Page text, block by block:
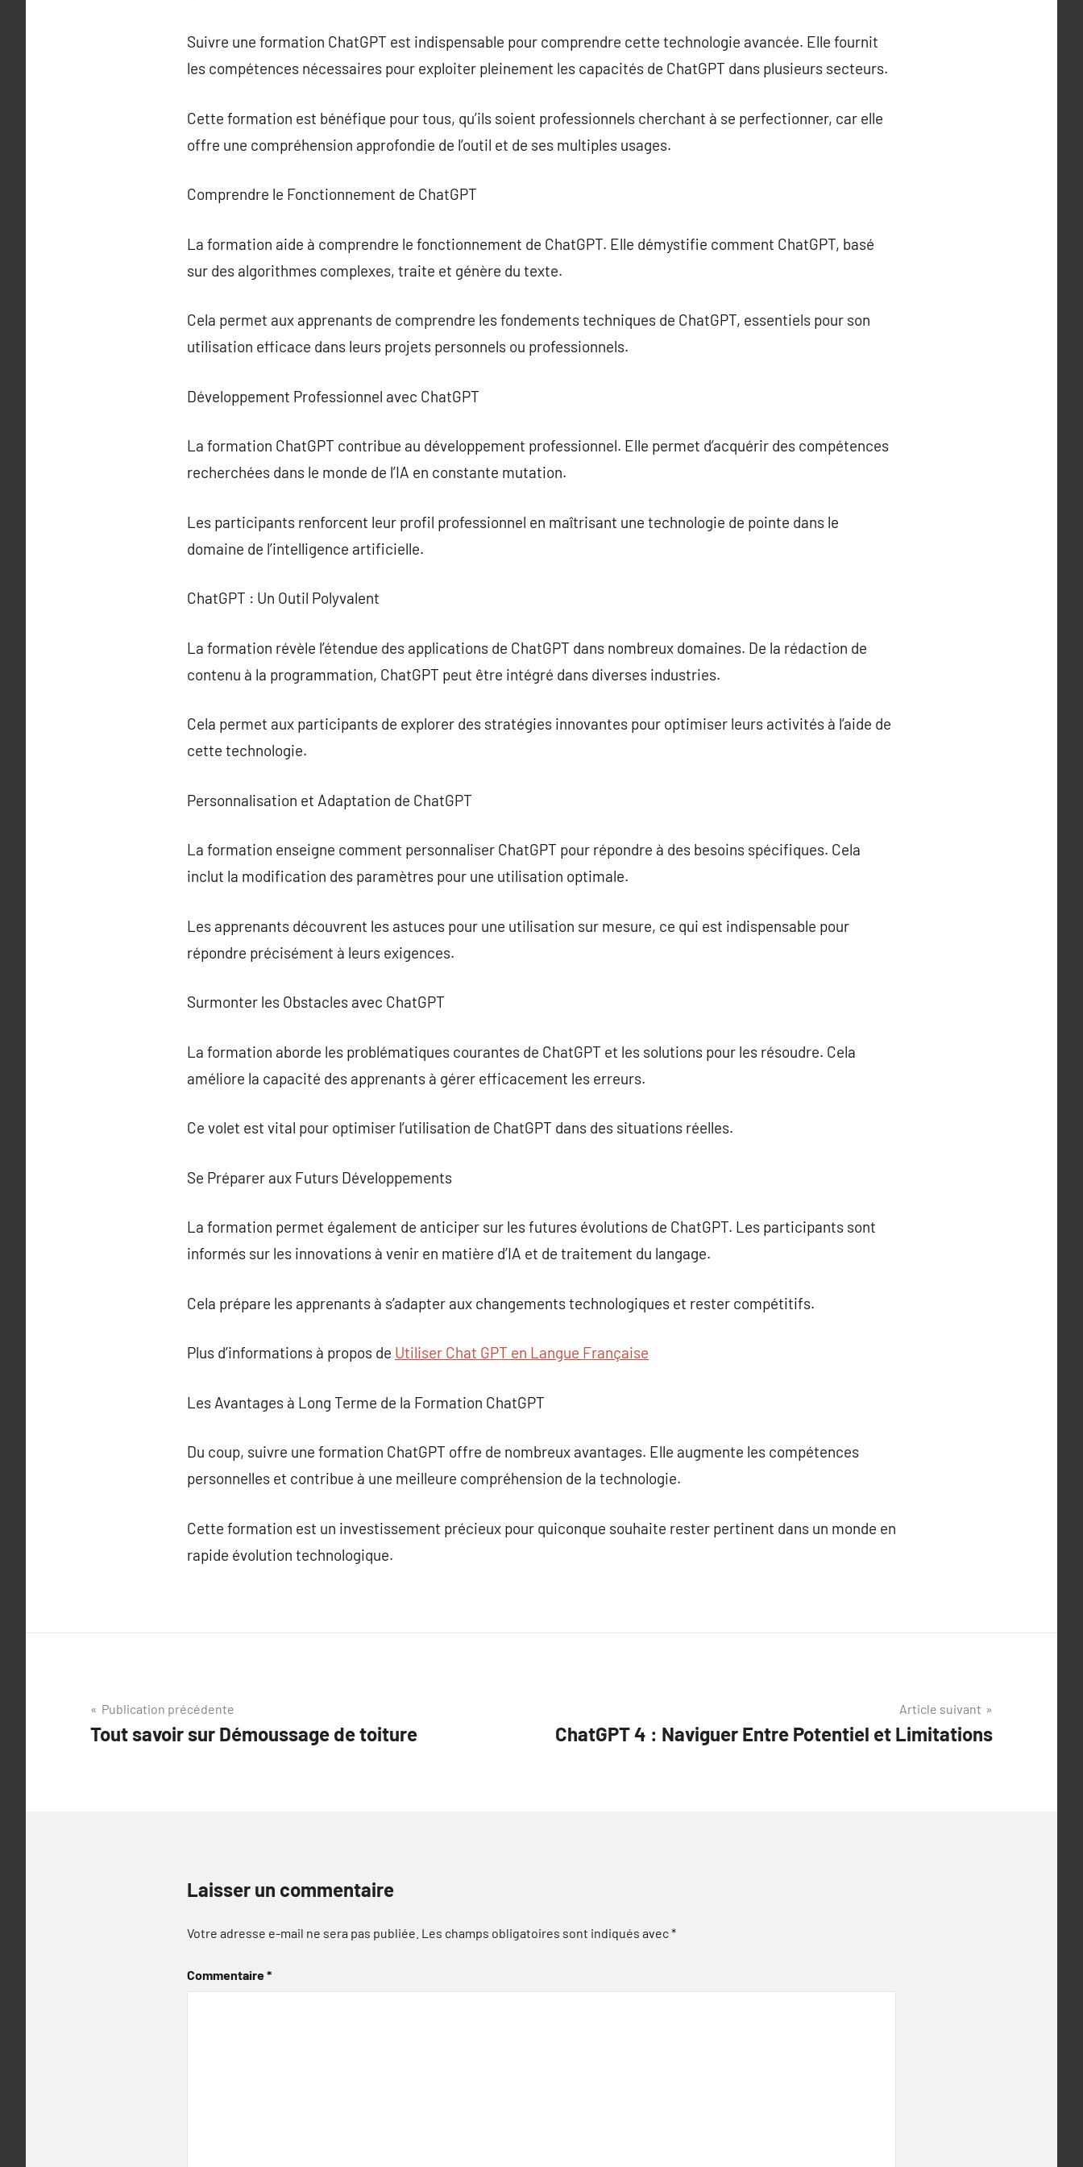
Suivre une formation ChatGPT est indispensable pour comprendre cette technologie avancée. Elle fournit
les compétences nécessaires pour exploiter pleinement les capacités de ChatGPT dans plusieurs secteurs.
Cette formation est bénéfique pour tous, qu’ils soient professionnels cherchant à se perfectionner, car elle
offre une compréhension approfondie de l’outil et de ses multiples usages.
Comprendre le Fonctionnement de ChatGPT
La formation aide à comprendre le fonctionnement de ChatGPT. Elle démystifie comment ChatGPT, basé
sur des algorithmes complexes, traite et génère du texte.
Cela permet aux apprenants de comprendre les fondements techniques de ChatGPT, essentiels pour son
utilisation efficace dans leurs projets personnels ou professionnels.
Développement Professionnel avec ChatGPT
La formation ChatGPT contribue au développement professionnel. Elle permet d’acquérir des compétences
recherchées dans le monde de l’IA en constante mutation.
Les participants renforcent leur profil professionnel en maîtrisant une technologie de pointe dans le
domaine de l’intelligence artificielle.
ChatGPT : Un Outil Polyvalent
La formation révèle l’étendue des applications de ChatGPT dans nombreux domaines. De la rédaction de
contenu à la programmation, ChatGPT peut être intégré dans diverses industries.
Cela permet aux participants de explorer des stratégies innovantes pour optimiser leurs activités à l’aide de
cette technologie.
Personnalisation et Adaptation de ChatGPT
La formation enseigne comment personnaliser ChatGPT pour répondre à des besoins spécifiques. Cela
inclut la modification des paramètres pour une utilisation optimale.
Les apprenants découvrent les astuces pour une utilisation sur mesure, ce qui est indispensable pour
répondre précisément à leurs exigences.
Surmonter les Obstacles avec ChatGPT
La formation aborde les problématiques courantes de ChatGPT et les solutions pour les résoudre. Cela
améliore la capacité des apprenants à gérer efficacement les erreurs.
Ce volet est vital pour optimiser l’utilisation de ChatGPT dans des situations réelles.
Se Préparer aux Futurs Développements
La formation permet également de anticiper sur les futures évolutions de ChatGPT. Les participants sont
informés sur les innovations à venir en matière d’IA et de traitement du langage.
Cela prépare les apprenants à s’adapter aux changements technologiques et rester compétitifs.
Plus d’informations à propos de Utiliser Chat GPT en Langue Française
Les Avantages à Long Terme de la Formation ChatGPT
Du coup, suivre une formation ChatGPT offre de nombreux avantages. Elle augmente les compétences
personnelles et contribue à une meilleure compréhension de la technologie.
Cette formation est un investissement précieux pour quiconque souhaite rester pertinent dans un monde en
rapide évolution technologique.
Navigation
de
Publication précédente
Tout savoir sur Démoussage de toiture
Article suivant
ChatGPT 4 : Naviguer Entre Potentiel et Limitations
Laisser un commentaire
Votre adresse e-mail ne sera pas publiée. Les champs obligatoires sont indiqués avec*
Commentaire*